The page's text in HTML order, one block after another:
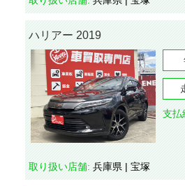
ハリアー 2019
支払
取り扱い店舗: 兵庫県 | 宝塚